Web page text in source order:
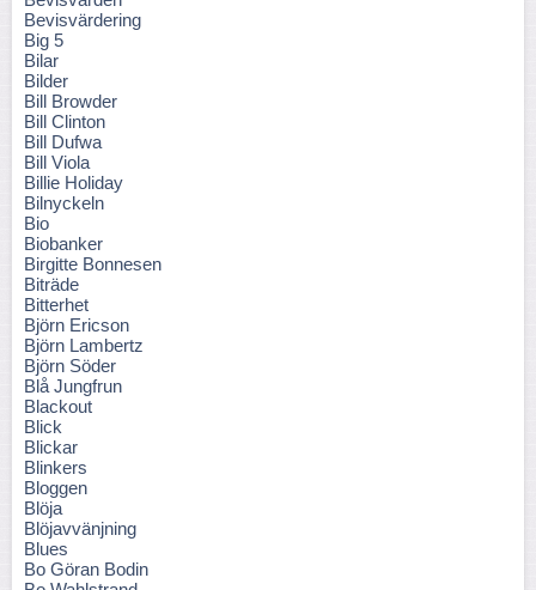
Bevisvärdering
Big 5
Bilar
Bilder
Bill Browder
Bill Clinton
Bill Dufwa
Bill Viola
Billie Holiday
Bilnyckeln
Bio
Biobanker
Birgitte Bonnesen
Biträde
Bitterhet
Björn Ericson
Björn Lambertz
Björn Söder
Blå Jungfrun
Blackout
Blick
Blickar
Blinkers
Bloggen
Blöja
Blöjavvänjning
Blues
Bo Göran Bodin